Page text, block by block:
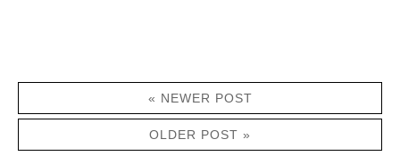
« NEWER POST
OLDER POST »